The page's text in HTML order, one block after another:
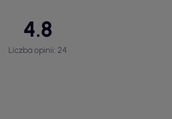
4.8
Liczba opinii: 24